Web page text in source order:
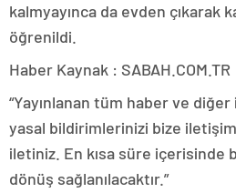
kalmyayınca da evden çıkarak
öğrenildi.
Haber Kaynak : SABAH.COM.TR
“Yayınlanan tüm haber ve
yasal bildirimlerinizi bize
iletiniz. En kısa süre içerisinde
dönüş sağlanılacaktır.”